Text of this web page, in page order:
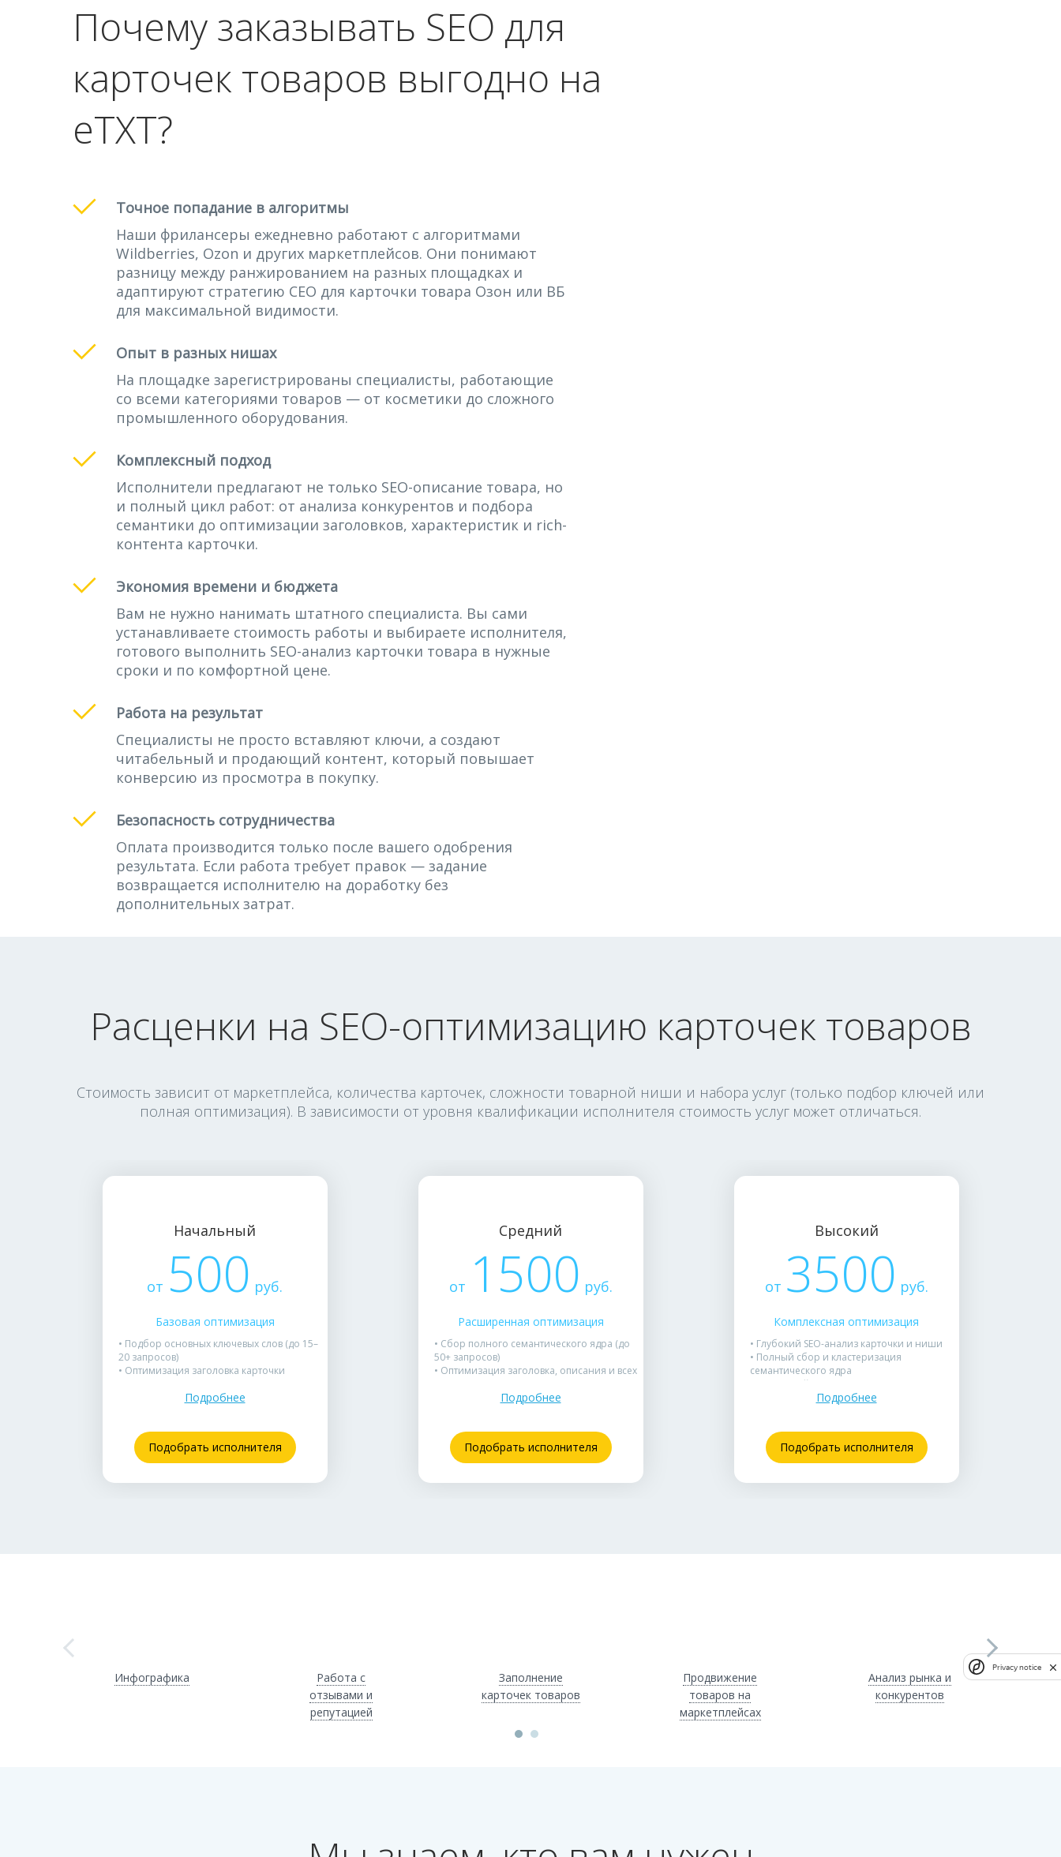
Почему заказывать SEO для
карточек товаров выгодно на
eTXT?
Точное попадание в алгоритмы
Наши фрилансеры ежедневно работают с алгоритмами
Wildberries, Ozon и других маркетплейсов. Они понимают
разницу между ранжированием на разных площадках и
адаптируют стратегию СЕО для карточки товара Озон или ВБ
для максимальной видимости.
Опыт в разных нишах
На площадке зарегистрированы специалисты, работающие
со всеми категориями товаров — от косметики до сложного
промышленного оборудования.
Комплексный подход
Исполнители предлагают не только SEO-описание товара, но
и полный цикл работ: от анализа конкурентов и подбора
семантики до оптимизации заголовков, характеристик и rich-
контента карточки.
Экономия времени и бюджета
Вам не нужно нанимать штатного специалиста. Вы сами
устанавливаете стоимость работы и выбираете исполнителя,
готового выполнить SEO-анализ карточки товара в нужные
сроки и по комфортной цене.
Работа на результат
Специалисты не просто вставляют ключи, а создают
читабельный и продающий контент, который повышает
конверсию из просмотра в покупку.
Безопасность сотрудничества
Оплата производится только после вашего одобрения
результата. Если работа требует правок — задание
возвращается исполнителю на доработку без
дополнительных затрат.
Расценки на SEO-оптимизацию карточек товаров
Стоимость зависит от маркетплейса, количества карточек, сложности товарной ниши и набора услуг (только подбор ключей или
полная оптимизация). В зависимости от уровня квалификации исполнителя стоимость услуг может отличаться.
Начальный
от 500 руб.
Базовая оптимизация
• Подбор основных ключевых слов (до 15–
20 запросов)
• Оптимизация заголовка карточки
Подробнее
Подобрать исполнителя
Средний
от 1500 руб.
Расширенная оптимизация
• Сбор полного семантического ядра (до
50+ запросов)
• Оптимизация заголовка, описания и всех
• Краткий анализ карточек конкурентов из
вхождением ключевых слов
• Рекомендации по улучшению контента
карточки
Подробнее
Подобрать исполнителя
Высокий
от 3500 руб.
Комплексная оптимизация
• Глубокий SEO-анализ карточки и ниши
• Полный сбор и кластеризация
семантического ядра
• Детальный анализ конкурентов с
выводами и стратегией
• Рекомендации по инфографике и rich-
контенту
• Отчёт с перечнем изменений и списком
Подробнее
Подобрать исполнителя
Инфографика
Работа с
отзывами и
репутацией
Заполнение
карточек товаров
Продвижение
товаров на
маркетплейсах
Анализ рынка и
конкурентов
Privacy notice